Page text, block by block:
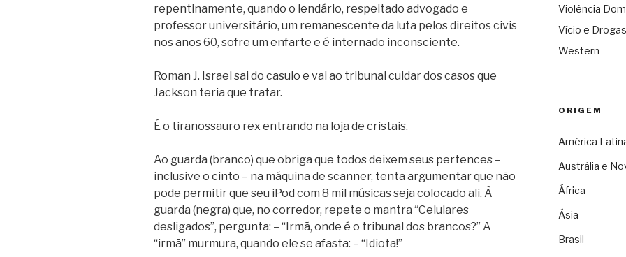
repentinamente, quando o lendário, respeitado advogado e
professor universitário, um remanescente da luta pelos direitos civis
nos anos 60, sofre um enfarte e é internado inconsciente.
Roman J. Israel sai do casulo e vai ao tribunal cuidar dos casos que
Jackson teria que tratar.
É o tiranossauro rex entrando na loja de cristais.
Ao guarda (branco) que obriga que todos deixem seus pertences –
inclusive o cinto – na máquina de scanner, tenta argumentar que não
pode permitir que seu iPod com 8 mil músicas seja colocado ali. À
guarda (negra) que, no corredor, repete o mantra “Celulares
desligados”, pergunta: – “Irmã, onde é o tribunal dos brancos?” A
“irmã” murmura, quando ele se afasta: – “Idiota!”
Violência
Vício e Drogas
Western
ORIGEM
América
Austrália e
África
Ásia
Brasil